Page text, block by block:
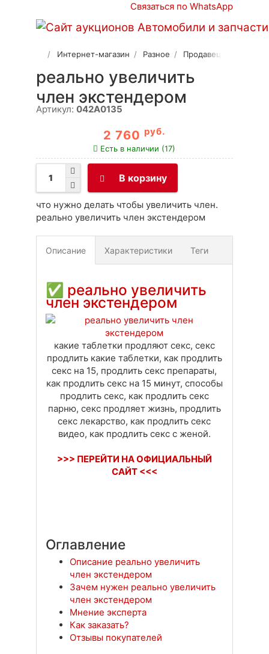
Связаться по WhatsApp
Интернет-магазин Разное Продавец 2
реально увеличить
член экстендером
Артикул: 042A0135
2 760 руб.
Есть в наличии (17)
В корзину
что нужно делать чтобы увеличить член.
реально увеличить член экстендером
Описание Характеристики Теги
✅ реально увеличить
член экстендером
какие таблетки продляют секс, секс
продлить какие таблетки, как продлить
секс на 15, продлить секс препараты,
как продлить секс на 15 минут, способы
продлить секс, как продлить секс
парню, секс продляет жизнь, продлить
секс лекарство, как продлить секс
видео, как продлить секс с женой.
>>> ПЕРЕЙТИ НА ОФИЦИАЛЬНЫЙ
САЙТ <<<
Оглавление
Описание реально увеличить
член экстендером
Зачем нужен реально увеличить
член экстендером
Мнение эксперта
Как заказать?
Отзывы покупателей